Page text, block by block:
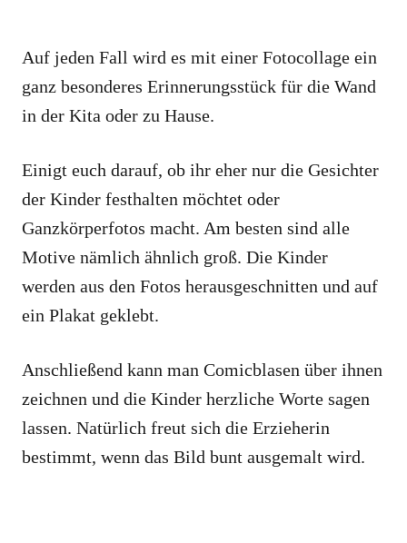
Auf jeden Fall wird es mit einer Fotocollage ein
ganz besonderes Erinnerungsstück für die Wand
in der Kita oder zu Hause.
Einigt euch darauf, ob ihr eher nur die Gesichter
der Kinder festhalten möchtet oder
Ganzkörperfotos macht. Am besten sind alle
Motive nämlich ähnlich groß. Die Kinder
werden aus den Fotos herausgeschnitten und auf
ein Plakat geklebt.
Anschließend kann man Comicblasen über ihnen
zeichnen und die Kinder herzliche Worte sagen
lassen. Natürlich freut sich die Erzieherin
bestimmt, wenn das Bild bunt ausgemalt wird.